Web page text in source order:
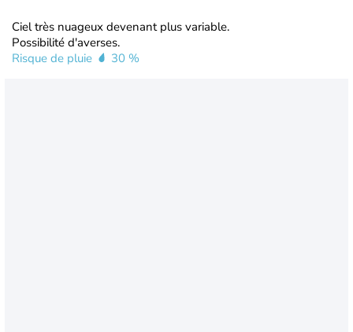
Ciel très nuageux devenant plus variable.
Possibilité d'averses.
Risque de pluie
30 %